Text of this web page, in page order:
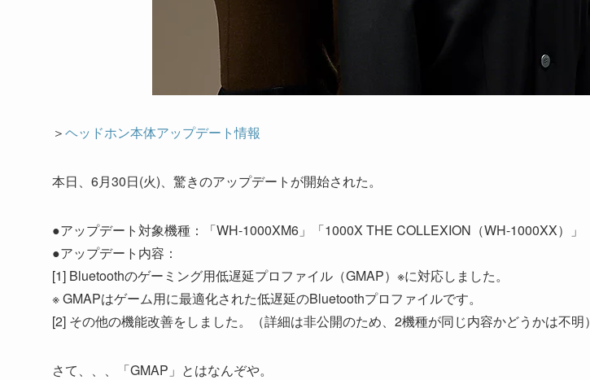
＞ヘッドホン本体アップデート情報
本日、6月30日(火)、驚きのアップデートが開始された。
●アップデート対象機種：「WH-1000XM6」「1000X THE COLLEXION（WH-1000XX）」
●アップデート内容：
[1] Bluetoothのゲーミング用低遅延プロファイル（GMAP）※に対応しました。
※ GMAPはゲーム用に最適化された低遅延のBluetoothプロファイルです。
[2] その他の機能改善をしました。（詳細は非公開のため、2機種が同じ内容かどうかは不明）
さて、、、「GMAP」とはなんぞや。